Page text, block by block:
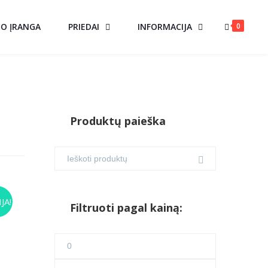
0
ĮRANGA PRIEDAI INFORMACIJA
Produktų paieška
Filtruoti pagal kainą: